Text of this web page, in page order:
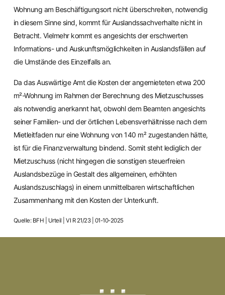
Wohnung am Beschäftigungsort nicht überschreiten, notwendig
in diesem Sinne sind, kommt für Auslandssachverhalte nicht in
Betracht. Vielmehr kommt es angesichts der erschwerten
Informations- und Auskunftsmöglichkeiten in Auslandsfällen auf
die Umstände des Einzelfalls an.
Da das Auswärtige Amt die Kosten der angemieteten etwa 200
m²-Wohnung im Rahmen der Berechnung des Mietzuschusses
als notwendig anerkannt hat, obwohl dem Beamten angesichts
seiner Familien- und der örtlichen Lebensverhältnisse nach dem
Mietleitfaden nur eine Wohnung von 140 m² zugestanden hätte,
ist für die Finanzverwaltung bindend. Somit steht lediglich der
Mietzuschuss (nicht hingegen die sonstigen steuerfreien
Auslandsbezüge in Gestalt des allgemeinen, erhöhten
Auslandszuschlags) in einem unmittelbaren wirtschaftlichen
Zusammenhang mit den Kosten der Unterkunft.
Quelle: BFH | Urteil | VI R 21/23 | 01-10-2025